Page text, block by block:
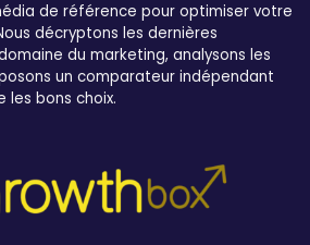
de référence pour optimiser votre
décryptons les dernières
du marketing, analysons les
un comparateur indépendant
les bons choix.